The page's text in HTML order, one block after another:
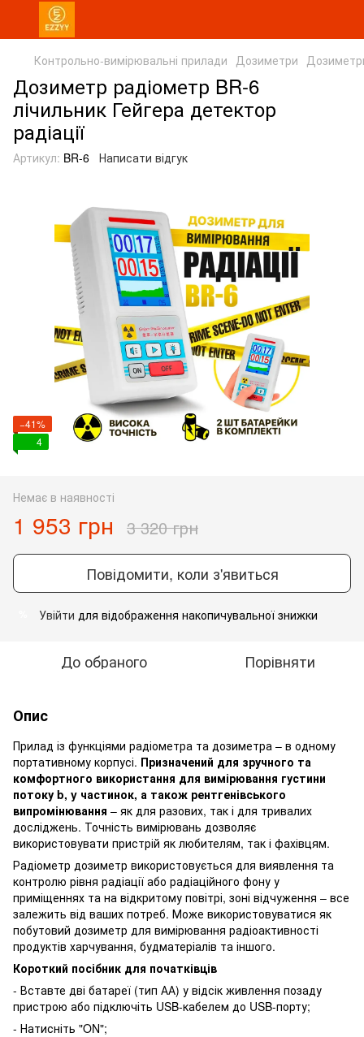
Контрольно-вимірювальні прилади Дозиметри
Дозиметр радіометр BR-6
лічильник Гейгера детектор
радіації
Артикул: BR-6 Написати відгук
−41%
4
Немає в наявності
1 953 грн 3 320 грн
Повідомити, коли з'явиться
Увійти для відображення накопичувальної знижки
До обраного Порівняти
Опис
Прилад із функціями радіометра та дозиметра – в одному
портативному корпусі. Призначений для зручного та
комфортного використання для вимірювання густини
потоку b, y частинок, а також рентгенівського
випромінювання – як для разових, так і для тривалих
досліджень. Точність вимірювань дозволяє
використовувати пристрій як любителям, так і фахівцям.
Радіометр дозиметр використовується для виявлення та
контролю рівня радіації або радіаційного фону у
приміщеннях та на відкритому повітрі, зоні відчуження – все
залежить від ваших потреб. Може використовуватися як
побутовий дозиметр для вимірювання радіоактивності
продуктів харчування, будматеріалів та іншого.
Короткий посібник для початківців
- Вставте дві батареї (тип АА) у відсік живлення позаду
пристрою або підключіть USB-кабелем до USB-порту;
- Натисніть "ON";